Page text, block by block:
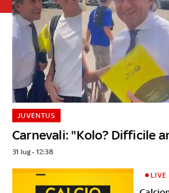
Carnevali: "Kolo? Difficile
JUVENTUS
31 lug - 12:38
LIVE